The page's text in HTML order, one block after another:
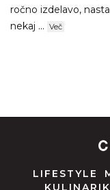
ročno izdelavo,
nekaj ... Več
LIFESTYLE